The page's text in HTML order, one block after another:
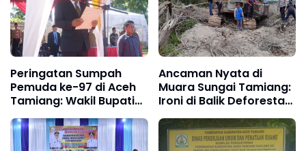
Peringatan Sumpah
Pemuda ke-97 di Aceh
Tamiang: Wakil Bupati
Dorong Pemuda
Bergerak Hadapi Era
Global
Ancaman Nyata di
Muara Sungai Tamiang:
Ironi di Balik Deforestasi
Bakau